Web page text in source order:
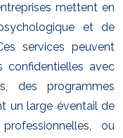
mettent en
et de
services peuvent
confidentielles avec
des programmes
un large éventail de
ou